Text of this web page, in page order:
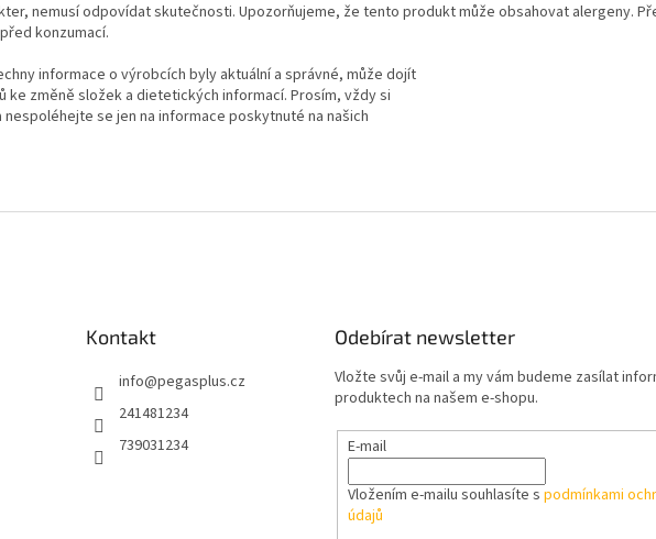
nemusí odpovídat skutečnosti. Upozorňujeme, že tento produkt může obsahovat alergeny.
konzumací.
informace o výrobcích byly aktuální a správné, může dojít
ke změně složek a dietetických informací. Prosím, vždy si
se jen na informace poskytnuté na našich
Kontakt
info@pegasplus.cz
241481234
739031234
Odebírat newsletter
Vložte svůj e-mail a my vám budeme zasílat
produktech na našem e-shopu.
E-mail
Vložením e-mailu souhlasíte s podmínkami
údajů